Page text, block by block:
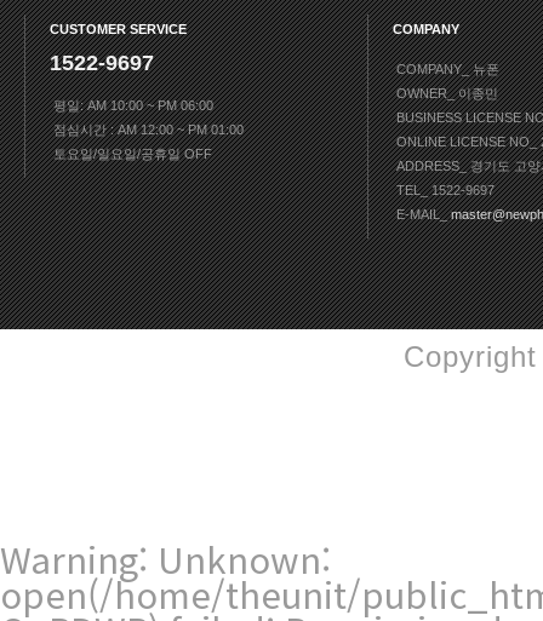
CUSTOMER SERVICE
1522-9697
평일: AM 10:00 ~ PM 06:00
점심시간 : AM 12:00 ~ PM 01:00
토요일/일요일/공휴일 OFF
COMPANY
COMPANY_ 뉴폰
OWNER_ 이종민
BUSINESS LICENSE
ONLINE LICENSE NO_
ADDRESS_ 경기도 고
TEL_ 1522-9697
E-MAIL_
Warning: Unknown:
open(/home/theunit/